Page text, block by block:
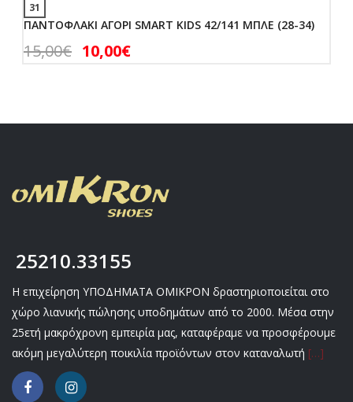
31
ΠΑΝΤΟΦΛΑΚΙ ΑΓΟΡΙ SMART KIDS 42/141 ΜΠΛΕ (28-34)
15,00€ 10,00€
25210.33155
Η επιχείρηση ΥΠΟΔΗΜΑΤΑ ΟΜΙΚΡΟΝ δραστηριοποιείται στο
χώρο λιανικής πώλησης υποδημάτων από το 2000. Μέσα στην
25ετή μακρόχρονη εμπειρία μας, καταφέραμε να προσφέρουμε
ακόμη μεγαλύτερη ποικιλία προϊόντων στον καταναλωτή […]